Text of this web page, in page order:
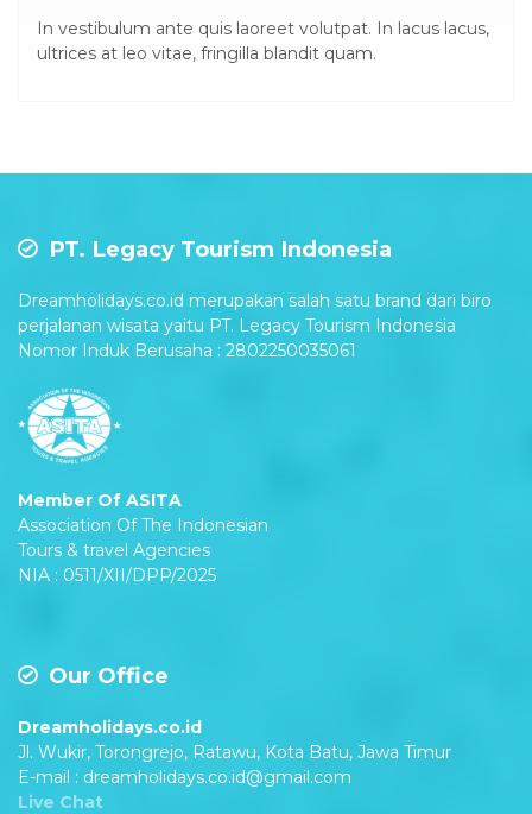
In vestibulum ante quis laoreet volutpat. In lacus lacus,
ultrices at leo vitae, fringilla blandit quam.
PT. Legacy Tourism Indonesia
Dreamholidays.co.id merupakan salah satu brand dari biro
perjalanan wisata yaitu PT. Legacy Tourism Indonesia
Nomor Induk Berusaha : 2802250035061
Member Of ASITA
Association Of The Indonesian
Tours & travel Agencies
NIA : 0511/XII/DPP/2025
Our Office
Dreamholidays.co.id
Jl. Wukir, Torongrejo, Ratawu, Kota Batu, Jawa Timur
E-mail : dreamholidays.co.id@gmail.com
Live Chat